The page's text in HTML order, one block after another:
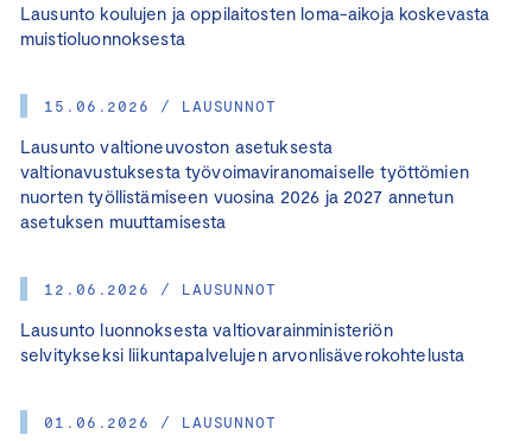
Lausunto koulujen ja oppilaitosten loma-aikoja koskevasta
muistioluonnoksesta
15.06.2026 / LAUSUNNOT
Lausunto valtioneuvoston asetuksesta
valtionavustuksesta työvoimaviranomaiselle työttömien
nuorten työllistämiseen vuosina 2026 ja 2027 annetun
asetuksen muuttamisesta
12.06.2026 / LAUSUNNOT
Lausunto luonnoksesta valtiovarainministeriön
selvitykseksi liikuntapalvelujen arvonlisäverokohtelusta
01.06.2026 / LAUSUNNOT